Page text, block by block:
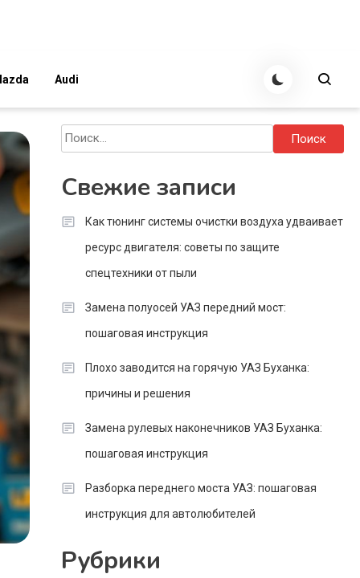
Audi
Найти:
Свежие записи
Как тюнинг системы очистки воздуха удваивает
ресурс двигателя: советы по защите
спецтехники от пыли
Замена полуосей УАЗ передний мост:
пошаговая инструкция
Плохо заводится на горячую УАЗ Буханка:
причины и решения
Замена рулевых наконечников УАЗ Буханка:
пошаговая инструкция
Разборка переднего моста УАЗ: пошаговая
инструкция для автолюбителей
Рубрики